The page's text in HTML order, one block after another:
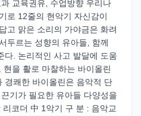
교육권유, 수업방향 우리나
로 12줄의 현악기 자신감이
고 맑은 소리의 가야금은 화려
두르는 성향의 유아들, 함께
다. 논리적인 사고 발달에 도움
을 활로 마찰하는 바이올린
경쾌한 바이올린은 음악적 단
기가 필요한 유아들 다양성을
코더 中 1악기 구 분 : 음악교